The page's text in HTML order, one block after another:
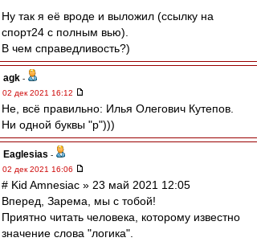
Ну так я её вроде и выложил (ссылку на
спорт24 с полным вью).
В чем справедливость?)
agk -
02 дек 2021 16:12
Не, всё правильно: Илья Олегович Кутепов.
Ни одной буквы "р")))
Eaglesias -
02 дек 2021 16:06
# Kid Amnesiac » 23 май 2021 12:05
Вперед, Зарема, мы с тобой!
Приятно читать человека, которому известно
значение слова "логика".